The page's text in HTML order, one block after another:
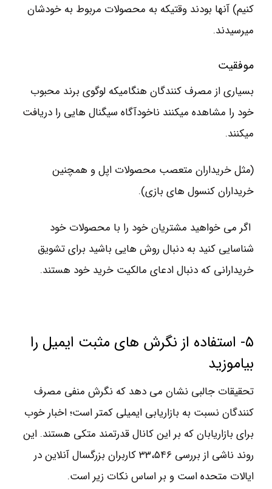
کنیم) آنها بودند وقتیکه به محصولات مربوط به خودشان
میرسیدند.
موفقیت
بسیاری از مصرف کنندگان هنگامیکه لوگوی برند محبوب
خود را مشاهده میکنند ناخودآگاه سیگنال هایی را دریافت
میکنند.
(مثل خریداران متعصب محصولات اپل و همچنین
خریداران کنسول های بازی).
اگر می خواهید مشتریان خود را با محصولات خود
شناسایی کنید به دنبال روش هایی باشید برای تشویق
خریدارانی که دنبال ادعای مالکیت خرید خود هستند.
۵- استفاده از نگرش های مثبت ایمیل را
بیاموزید
تحقیقات جالبی نشان می دهد که نگرش منفی مصرف
کنندگان نسبت به بازاریابی ایمیلی کمتر است؛ اخبار خوب
برای بازاریابان که بر این کانال قدرتمند متکی هستند. این
روند ناشی از بررسی ۳۳،۵۴۶ کاربران بزرگسال آنلاین در
ایالات متحده است و بر اساس نکات زیر است.